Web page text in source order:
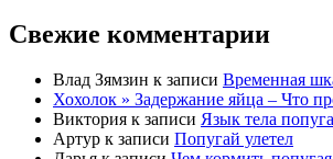
Свежие комментарии
Влад Зямзин к записи Временная
Хохолок » Задержание яйца – Что
Виктория к записи Язык тела
Артур к записи Попугай улетел